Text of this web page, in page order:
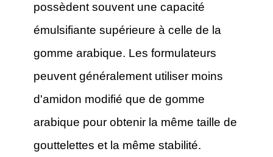
possèdent souvent une capacité
émulsifiante supérieure à celle de la
gomme arabique. Les formulateurs
peuvent généralement utiliser moins
d'amidon modifié que de gomme
arabique pour obtenir la même taille de
gouttelettes et la même stabilité.